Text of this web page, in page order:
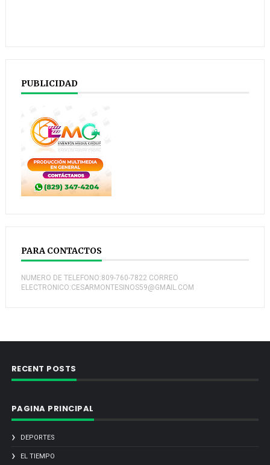
PUBLICIDAD
PARA CONTACTOS
NUMERO DE TELEFONO:809-760-7822 CORREO
ELECTRONICO:CESARMONTESINOS59@GMAIL.COM
RECENT POSTS
PAGINA PRINCIPAL
DEPORTES
EL TIEMPO